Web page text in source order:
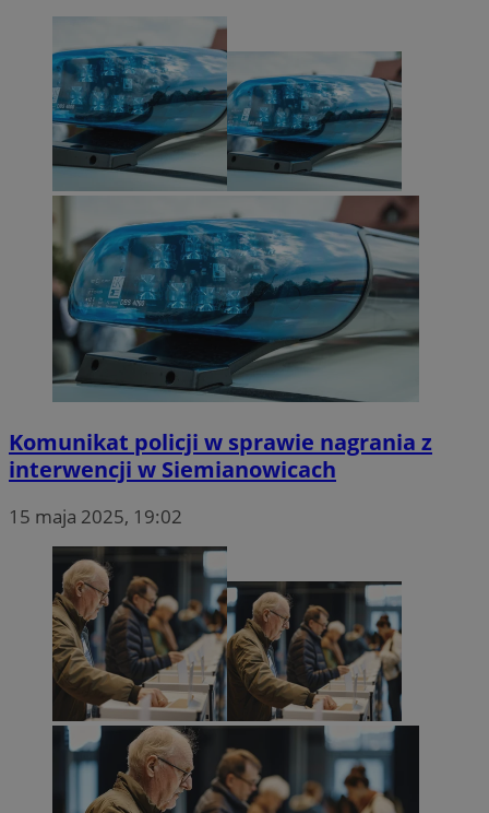
Komunikat policji w sprawie nagrania z
interwencji w Siemianowicach
15 maja 2025, 19:02